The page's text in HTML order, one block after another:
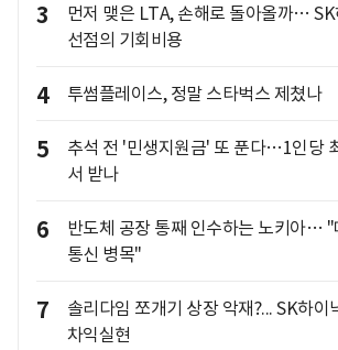
3
먼저 맺은 LTA, 손해로 돌아올까…
선점의 기회비용
4 투썸플레이스, 정말 스타벅스 제쳤나
5
추석 전 '민생지원금' 또 푼다…1인당
서 받나
6
반도체 공장 통째 인수하는 노키아… "
통신 병목"
7
솔리다임 쪼개기 상장 악재?... SK하이
차익실현